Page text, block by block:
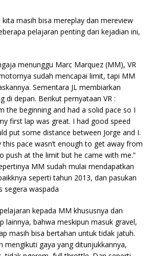
kita masih bisa mereplay dan mereview
pelajaran penting dari kejadian ini,
menunggu Marc Marquez (MM), VR
sudah mencapai limit, tapi MM
Sementara JL membiarkan
di depan. Berikut pernyataan VR :
the beginning and had a solid pace so I
first lap was great. I had good speed
put some distance between Jorge and I.
pace wasn’t enough to get away from
push at the limit but he came with me.”
MM sudah mulai mendapatkan
seperti tahun 2013, dan pasukan
segera waspada
kepada MM khususnya dan
lainnya, bahwa meskipun masuk gravel,
masih bisa bertahan untuk tidak jatuh.
mengikuti gaya yang ditunjukkannya,